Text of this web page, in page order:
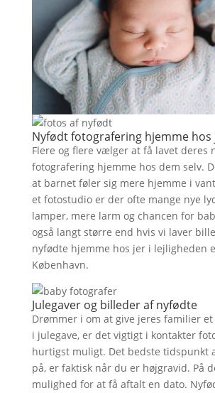
Nyfødt fotografering hjemme hos
Flere og flere vælger at få lavet deres
fotografering hjemme hos dem selv.
at barnet føler sig mere hjemme i
et fotostudio er der ofte mange nye
lamper, mere larm og chancen for
også langt større end hvis vi laver
nyfødte hjemme hos jer i lejligheden
København.
Julegaver og billeder af nyfødte
Drømmer i om at give jeres familier
i julegave, er det vigtigt i kontakter
hurtigst muligt. Det bedste tidspunkt
på, er faktisk når du er højgravid. På
mulighed for at få aftalt en dato.